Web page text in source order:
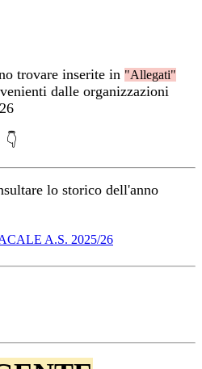
trovare inserite in "Allegati"
dalle organizzazioni
lo storico dell'anno
A.S. 2025/26